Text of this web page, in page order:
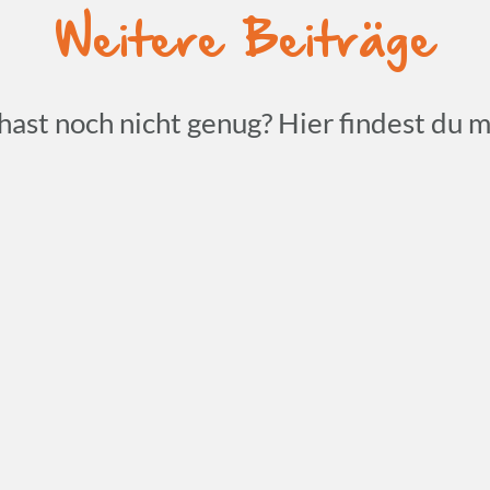
Weitere Beiträge
noch nicht genug? Hier findest du